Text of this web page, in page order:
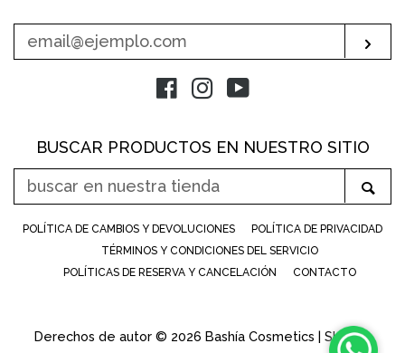
MAIL
FacebookInstagram
BUSCAR PRODUCTOS EN NUESTRO SITIO
BUSCAR
NUESTRA
TIENDA
POLÍTICA DE CAMBIOS Y DEVOLUCIONES
POLÍTICA DE PRIVACIDAD
TÉRMINOS Y CONDICIONES DEL SERVICIO
POLÍTICAS DE RESERVA Y CANCELACIÓN
CONTACTO
Derechos de autor © 2026 Bashía Cosmetics | Shopify